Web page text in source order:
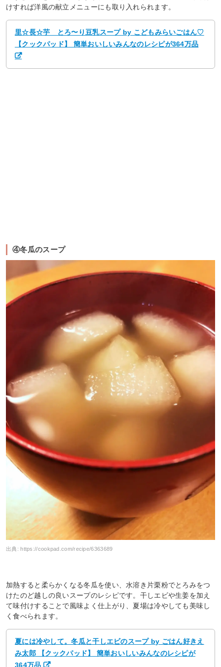
けすれば洋風の献立メニューにも取り入れられます。
里☆長☆芋 とろ〜り豆乳スープ by こどもみらいごはん♡
【クックパッド】 簡単おいしいみんなのレシピが364万品
④冬瓜のスープ
出典:https://cookpad.com/recipe/6363689
加熱すると柔らかくなる冬瓜を使い、水溶き片栗粉でとろみをつ
けたのど越しの良いスープのレシピです。干しエビや生姜を加え
て味付けすることで風味よく仕上がり、夏場は冷やしても美味し
く食べられます。
夏には冷やして。冬瓜と干しエビのスープ by ごはん好きえ
み太郎 【クックパッド】 簡単おいしいみんなのレシピが
364万品